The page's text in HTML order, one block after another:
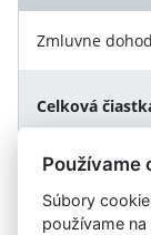
Zmluvne
Celková
Návrat späť
Používame
Súbory
používame